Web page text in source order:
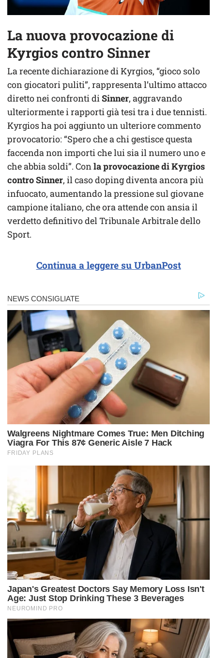
La nuova provocazione di
Kyrgios contro Sinner
La recente dichiarazione di Kyrgios, “gioco solo
con giocatori puliti”, rappresenta l’ultimo attacco
diretto nei confronti di Sinner, aggravando
ulteriormente i rapporti già tesi tra i due tennisti.
Kyrgios ha poi aggiunto un ulteriore commento
provocatorio: “Spero che a chi gestisce questa
faccenda non importi che lui sia il numero uno e
che abbia soldi”. Con la provocazione di Kyrgios
contro Sinner, il caso doping diventa ancora più
infuocato, aumentando la pressione sul giovane
campione italiano, che ora attende con ansia il
verdetto definitivo del Tribunale Arbitrale dello
Sport.
Continua a leggere su UrbanPost